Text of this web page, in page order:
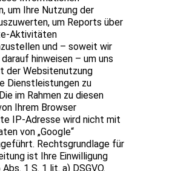
um Ihre Nutzung der
um Reports über
Aktivitäten
und – soweit wir
hinweisen – um uns
der Websitenutzung
Dienstleistungen zu
im Rahmen zu diesen
Ihrem Browser
IP-Adresse wird nicht mit
von „Google“
Rechtsgrundlage für
ist Ihre Einwilligung
1 S. 1 lit. a) DSGVO.